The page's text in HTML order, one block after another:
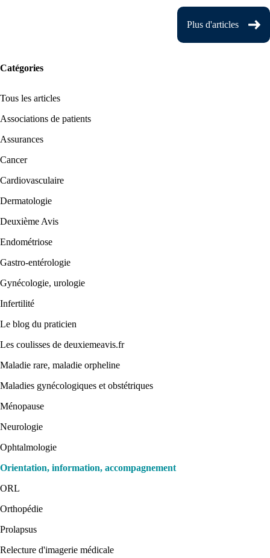
Plus d'articles
Catégories
Tous les articles
Associations de patients
Assurances
Cancer
Cardiovasculaire
Dermatologie
Deuxième Avis
Endométriose
Gastro-entérologie
Gynécologie, urologie
Infertilité
Le blog du praticien
Les coulisses de deuxiemeavis.fr
Maladie rare, maladie orpheline
Maladies gynécologiques et obstétriques
Ménopause
Neurologie
Ophtalmologie
Orientation, information, accompagnement
ORL
Orthopédie
Prolapsus
Relecture d'imagerie médicale